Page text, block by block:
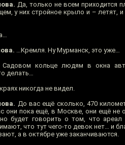
Да, только не всем приходится
у них стройное крыло и – летят,
…Кремля. Ну Мурманск, это уже…
кольце людям в окна
делать…
никогда не видел.
До вас ещё сколько, 470
они пока ещё, в Москве, они ещё
будет говорить о том, что
что тут чего-то девок нет… и
а в октябре уже заканчиваются.